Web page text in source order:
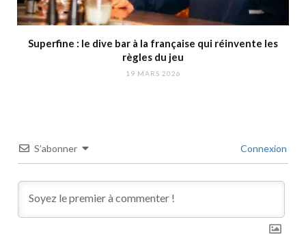
Superfine : le dive bar à la française qui réinvente les
règles du jeu
19 MARS 2026
S’abonner Connexion